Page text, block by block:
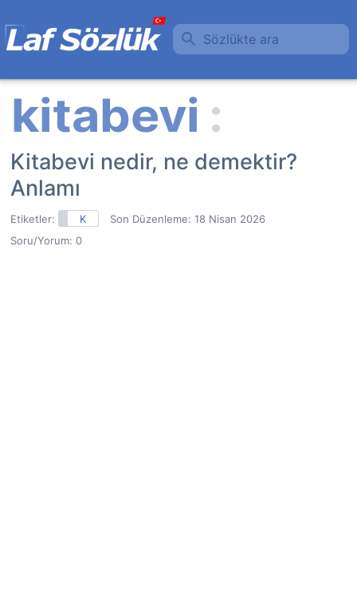
Sözlükte ara
Kitabevi nedir, ne demektir?
Anlamı
Etiketler: K Son Düzenleme: 18 Nisan 2026
Soru/Yorum: 0